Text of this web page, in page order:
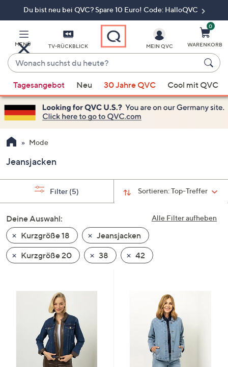
Du bist neu bei QVC? Spare 10 Euro! Code: HalloQVC
MENÜ TV-RÜCKBLICK
Wonach
suchst
du
heute?
Vorschläge
verfügbar
sind,
verwenden
Sie
Pfeiltasten
nach
und
nach
unten
oder
wischen
Sie
MEIN QVC
0
WARENKORB
Tagesangebot Neu 30 Jahre QVC Cool mit QVC
Mode
Jeansjacken
Sortieren:Top-Treffer
Filter (5)
Alle Filter aufheben
Deine Auswahl:
Kurzgröße 18
Jeansjacken
Kurzgröße 20
38 42